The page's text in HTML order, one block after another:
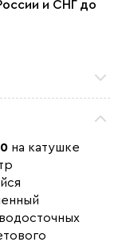
и СНГ до
Для кровли,
и емкостей
Наружный
Южная Корея
на катушке